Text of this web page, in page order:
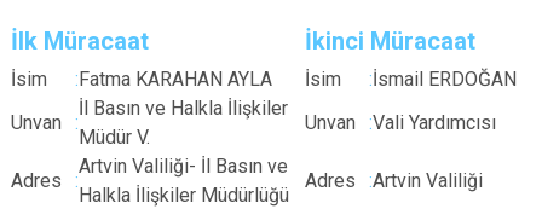
İlk Müracaat İkinci Müracaat
İsim :Fatma KARAHAN AYLA İsim :İsmail ERDOĞAN
Unvan
:
İl Basın ve Halkla İlişkiler
Müdür V.
Unvan :Vali Yardımcısı
Adres :
Artvin Valiliği- İl Basın ve
Halkla İlişkiler Müdürlüğü
Adres :Artvin Valiliği